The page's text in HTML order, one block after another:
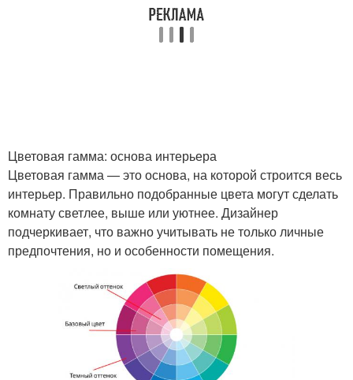
Цветовая гамма: основа интерьера
Цветовая гамма — это основа, на которой строится весь
интерьер. Правильно подобранные цвета могут сделать
комнату светлее, выше или уютнее. Дизайнер
подчеркивает, что важно учитывать не только личные
предпочтения, но и особенности помещения.